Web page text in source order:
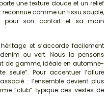
une texture douce et un relief
reconnue comme un tissu souple,
pour son confort et sa main
et s’accorde facilement
ou vert. Nous la pensons
de gamme, idéale en automne-
seule”. Pour accentuer l’allure
: l’ensemble devient plus
“club” typique des vestes de